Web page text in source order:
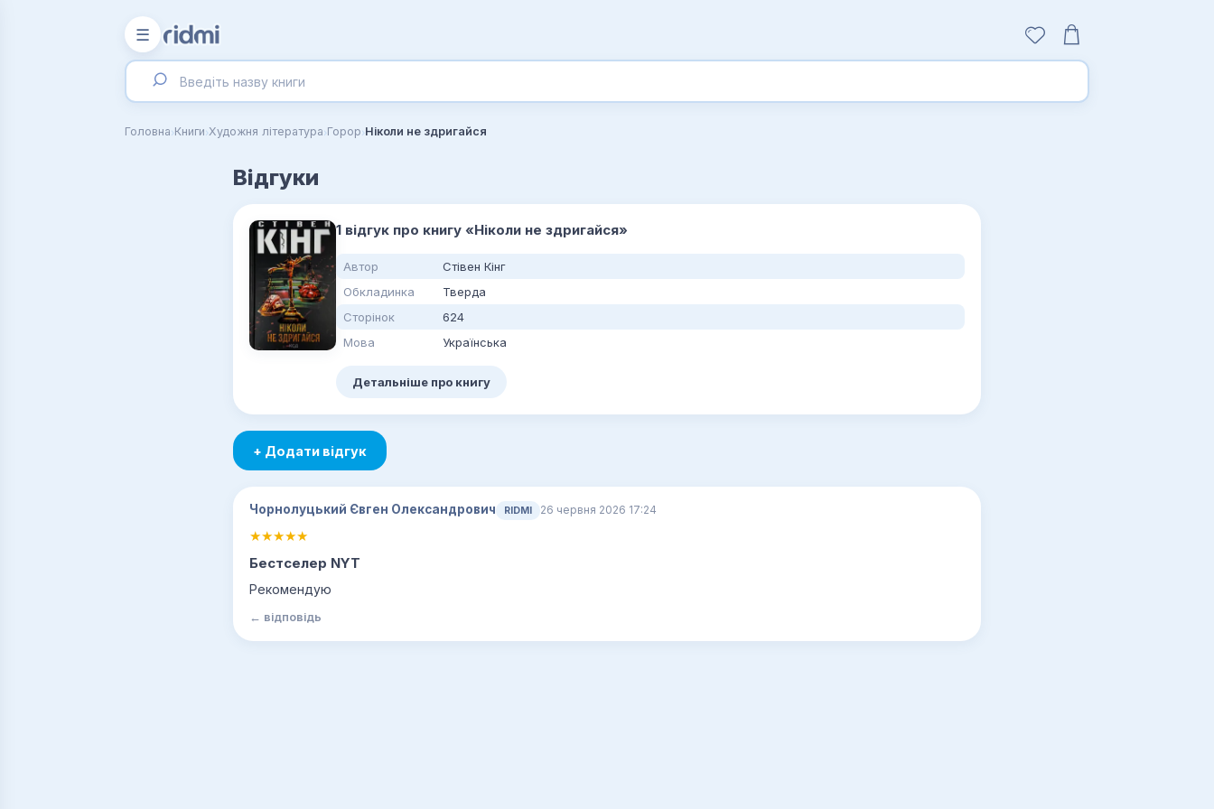
☰
Головна›Книги›Художня література›Горор›Ніколи не здригайся
Відгуки
1 відгук про книгу «Ніколи не здригайся»
Автор
Стівен Кінг
Обкладинка
Тверда
Сторінок
624
Мова
Українська
Детальніше про книгу
+ Додати відгук
Чорнолуцький Євген Олександрович RIDMI 26 червня 2026 17:24
Бестселер NYT
Рекомендую
← відповідь